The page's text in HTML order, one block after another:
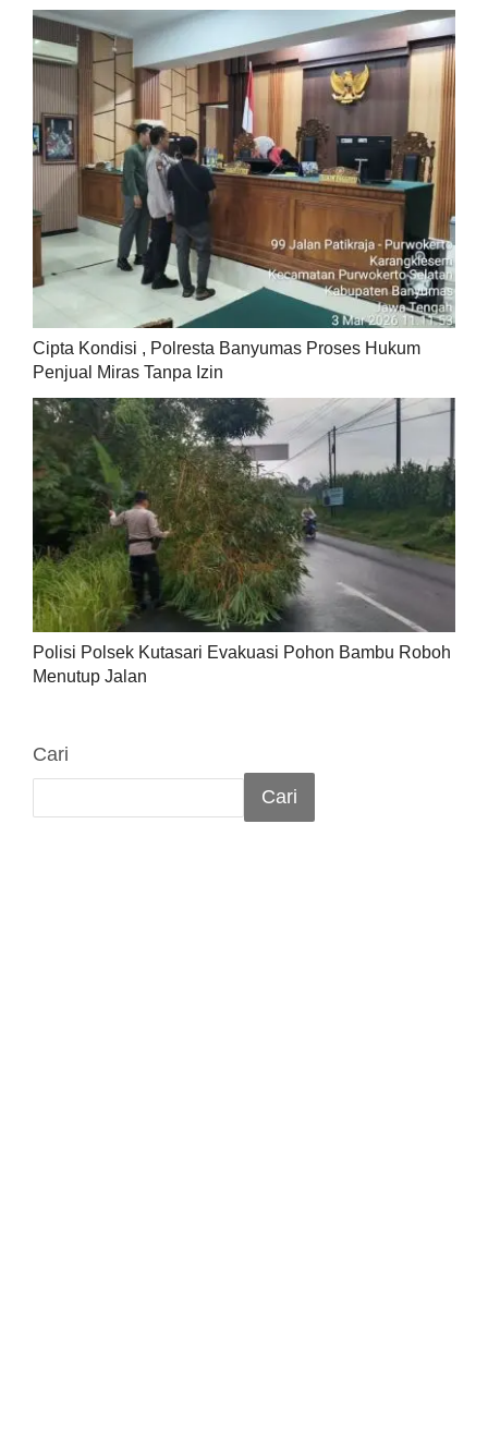
Cipta Kondisi , Polresta Banyumas Proses Hukum
Penjual Miras Tanpa Izin
Polisi Polsek Kutasari Evakuasi Pohon Bambu Roboh
Menutup Jalan
Cari
Cari